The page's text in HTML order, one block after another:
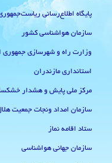
پایگاه اطلاع‌رسانی
سازمان هواشناسی کشور
وزارت راه و شهرسازی جمهوری
استانداری مازندران
مرکز ملی پایش و هشدار
سازمان امداد ونجات جمعیت
ستاد اقامه نماز
سازمان جهانی هواشناسی